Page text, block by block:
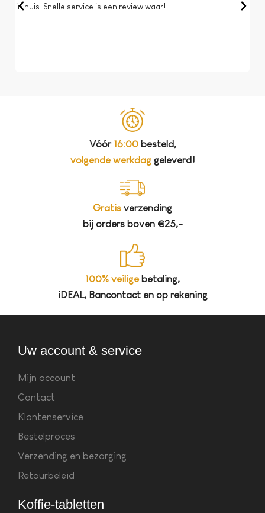
in huis. Snelle service is een review waar!
Vóór 16:00besteld,
volgende werkdaggeleverd!
Gratis verzending
bij orders boven €25,-
100% veiligebetaling,
iDEAL, Bancontact en op rekening
Uw account & service
Mijn account
Contact
Klantenservice
Bestelproces
Verzending en bezorging
Retourbeleid
Koffie-tabletten